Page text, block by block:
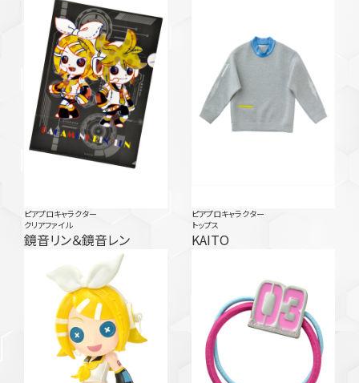
ピアプロキャラクター
クリアファイル
鏡音リン＆鏡音レン
ピアプロキャラクター
トップス
KAITO